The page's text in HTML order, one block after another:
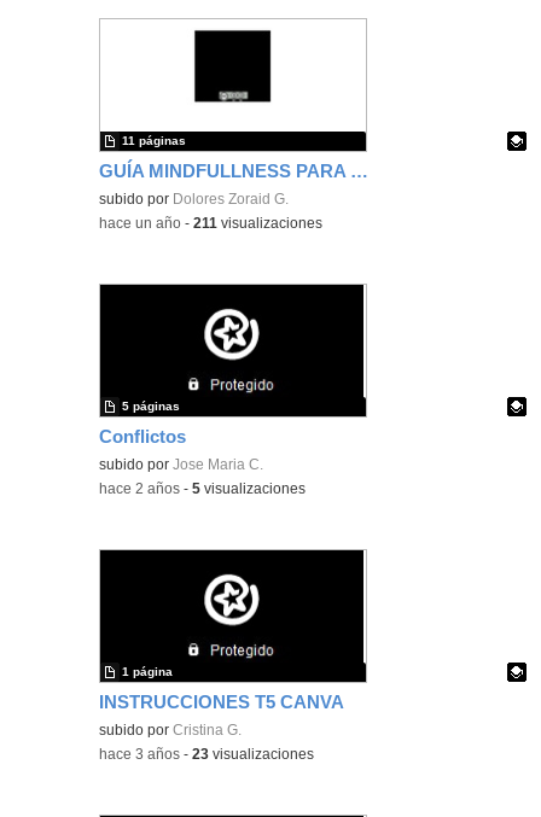
GUÍA MINDFULLNESS PARA PROFESORES
Contenido educativo.
subido por Dolores Zoraid G.
11 páginas
-hace un año -211 visualizaciones
Conflictos
Contenido educativo.
subido porJose Maria C.
5 páginas
-hace 2 años -5 visualizaciones
INSTRUCCIONES T5 CANVA
Contenido educativo.
subido porCristina G.
1 página
-hace 3 años -23 visualizaciones